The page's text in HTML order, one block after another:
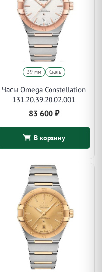
39 мм Сталь
Часы Omega Constellation
131.20.39.20.02.001
83 600 ₽
В корзину